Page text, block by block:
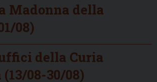
Madonna della
08)
della Curia
08-30/08)